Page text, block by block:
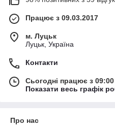
Працює з 09.03.2017
м. Луцьк
Луцьк, Україна
Контакти
Сьогодні працює з
Показати весь графік
Про нас